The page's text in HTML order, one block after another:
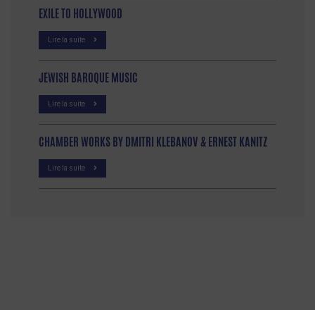
EXILE TO HOLLYWOOD
Lire la suite
JEWISH BAROQUE MUSIC
Lire la suite
CHAMBER WORKS BY DMITRI KLEBANOV & ERNEST KANITZ
Lire la suite